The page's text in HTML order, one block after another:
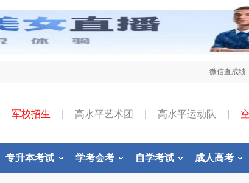
微信查成绩
军校招生 高水平艺术团 高水平运动队
专升本考试 学考会考 自学考试 成人高考